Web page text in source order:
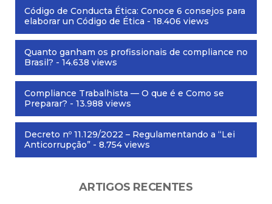
Código de Conducta Ética: Conoce 6 consejos para
elaborar un Código de Ética - 18.406 views
Quanto ganham os profissionais de compliance no
Brasil? - 14.638 views
Compliance Trabalhista — O que é e Como se
Preparar? - 13.988 views
Decreto nº 11.129/2022 – Regulamentando a “Lei
Anticorrupção” - 8.754 views
ARTIGOS RECENTES